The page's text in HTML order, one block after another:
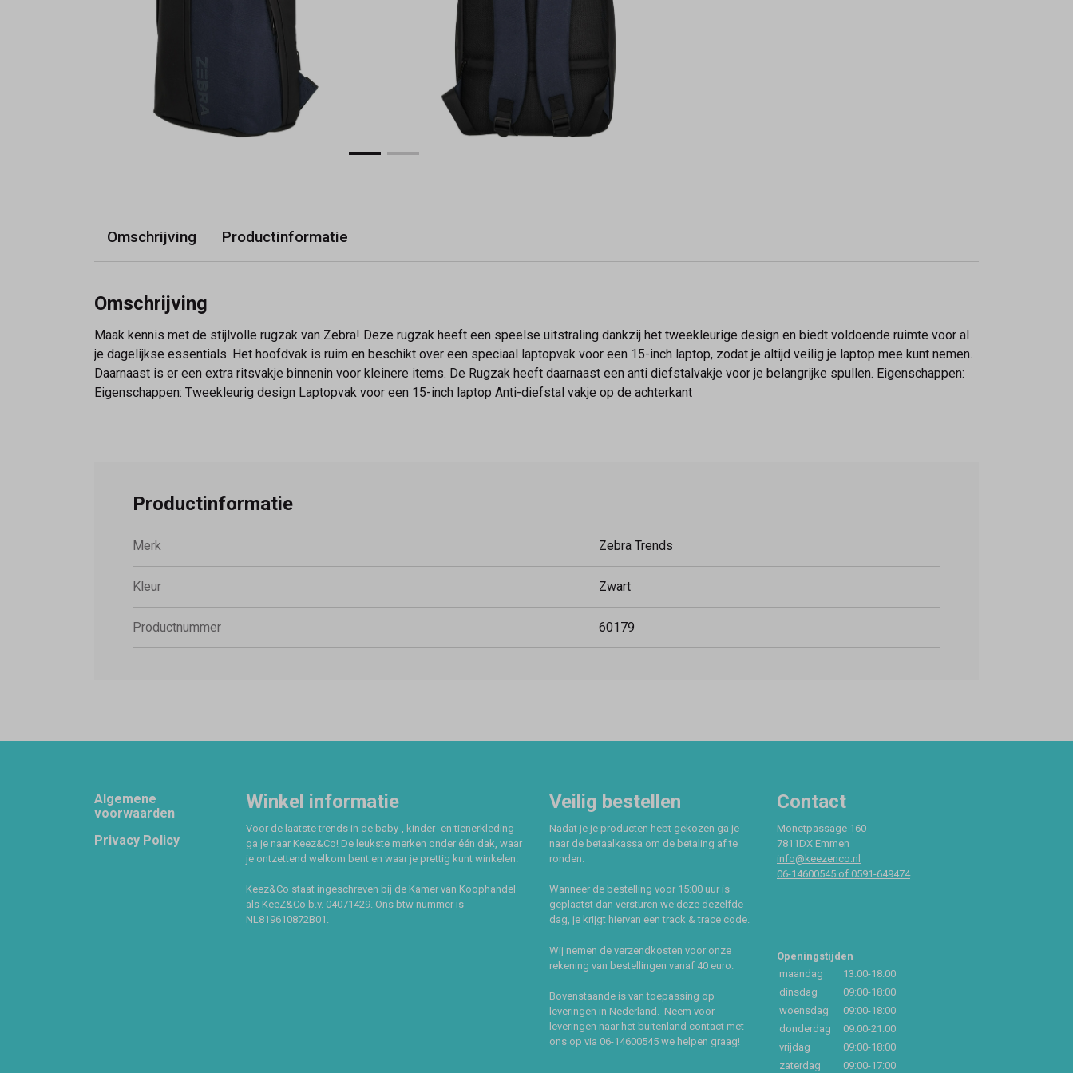
Omschrijving Productinformatie
Omschrijving
Maak kennis met de stijlvolle rugzak van Zebra! Deze rugzak heeft een speelse uitstraling dankzij het tweekleurige design en biedt voldoende ruimte voor al
je dagelijkse essentials. Het hoofdvak is ruim en beschikt over een speciaal laptopvak voor een 15-inch laptop, zodat je altijd veilig je laptop mee kunt nemen.
Daarnaast is er een extra ritsvakje binnenin voor kleinere items. De Rugzak heeft daarnaast een anti diefstalvakje voor je belangrijke spullen. Eigenschappen:
Eigenschappen: Tweekleurig design Laptopvak voor een 15-inch laptop Anti-diefstal vakje op de achterkant
Productinformatie
Merk Zebra Trends
Kleur Zwart
Productnummer 60179
Footer
Algemene
voorwaarden
Privacy Policy
Winkel informatie
Voor de laatste trends in de baby-, kinder- en tienerkleding
ga je naar Keez&Co! De leukste merken onder één dak, waar
je ontzettend welkom bent en waar je prettig kunt winkelen.
Keez&Co staat ingeschreven bij de Kamer van Koophandel
als KeeZ&Co b.v. 04071429. Ons btw nummer is
NL819610872B01.
Veilig bestellen
Nadat je je producten hebt gekozen ga je
naar de betaalkassa om de betaling af te
ronden.
Wanneer de bestelling voor 15:00 uur is
geplaatst dan versturen we deze dezelfde
dag, je krijgt hiervan een track & trace code.
Wij nemen de verzendkosten voor onze
rekening van bestellingen vanaf 40 euro.
Bovenstaande is van toepassing op
leveringen in Nederland. Neem voor
leveringen naar het buitenland contact met
ons op via 06-14600545 we helpen graag!
Contact
Monetpassage 160
7811DX Emmen
info@keezenco.nl
06-14600545 of 0591-649474
Openingstijden
maandag
13:00-18:00
dinsdag
09:00-18:00
woensdag
09:00-18:00
donderdag
09:00-21:00
vrijdag
09:00-18:00
zaterdag
09:00-17:00